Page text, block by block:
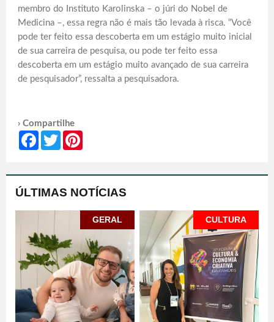
membro do Instituto Karolinska – o júri do Nobel de
Medicina –, essa regra não é mais tão levada à risca. “Você
pode ter feito essa descoberta em um estágio muito inicial
de sua carreira de pesquisa, ou pode ter feito essa
descoberta em um estágio muito avançado de sua carreira
de pesquisador”, ressalta a pesquisadora.
› Compartilhe
Facebook
Twitter
ÚLTIMAS NOTÍCIAS
GERAL CULTURA